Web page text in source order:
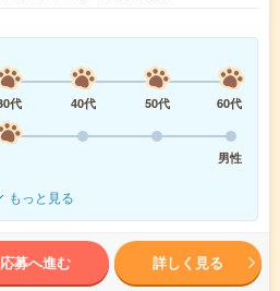
代 40代 50代
60代
男性
もっと見る
応募へ進む 詳しく見る